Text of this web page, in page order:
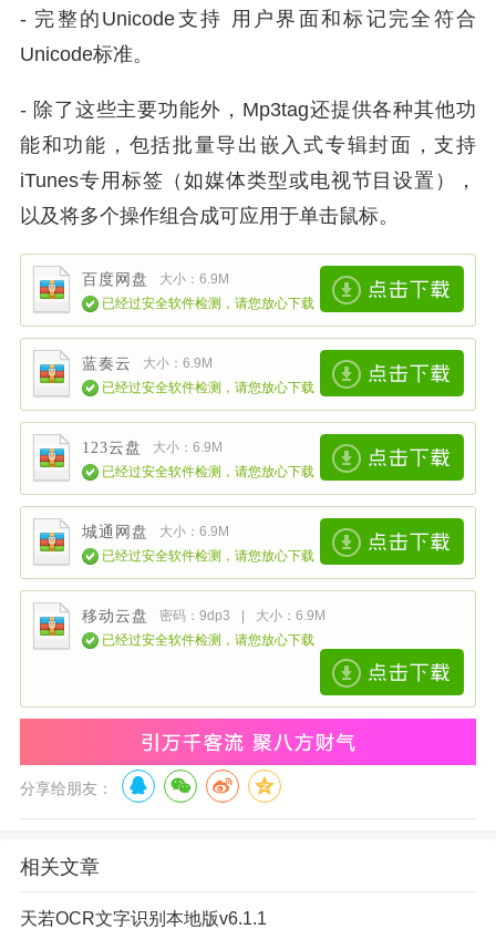
- 完整的Unicode支持 用户界面和标记完全符合
Unicode标准。
- 除了这些主要功能外，Mp3tag还提供各种其他功
能和功能，包括批量导出嵌入式专辑封面，支持
iTunes专用标签（如媒体类型或电视节目设置），
以及将多个操作组合成可应用于单击鼠标。
百度网盘
大小：6.9M
已经过安全软件检测，请您放心下载
蓝奏云
大小：6.9M
已经过安全软件检测，请您放心下载
123云盘
大小：6.9M
已经过安全软件检测，请您放心下载
城通网盘
大小：6.9M
已经过安全软件检测，请您放心下载
移动云盘 密码：9dp3
大小：6.9M
已经过安全软件检测，请您放心下载
分享给朋友：
相关文章
天若OCR文字识别本地版v6.1.1